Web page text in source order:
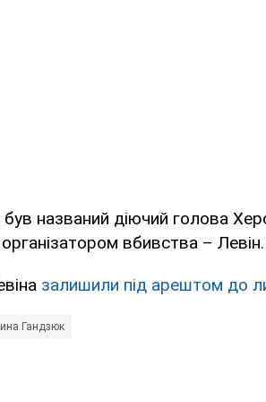
названий діючий голова
вбивства – Левін.
залишили під арештом до
Гандзюк